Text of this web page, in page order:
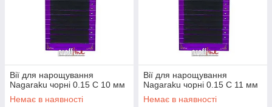
Вії для нарощування
Nagaraku чорні 0.15 C 10 мм
Немає в наявності
Вії для нарощування
Nagaraku чорні 0.15 C 11 мм
Немає в наявності